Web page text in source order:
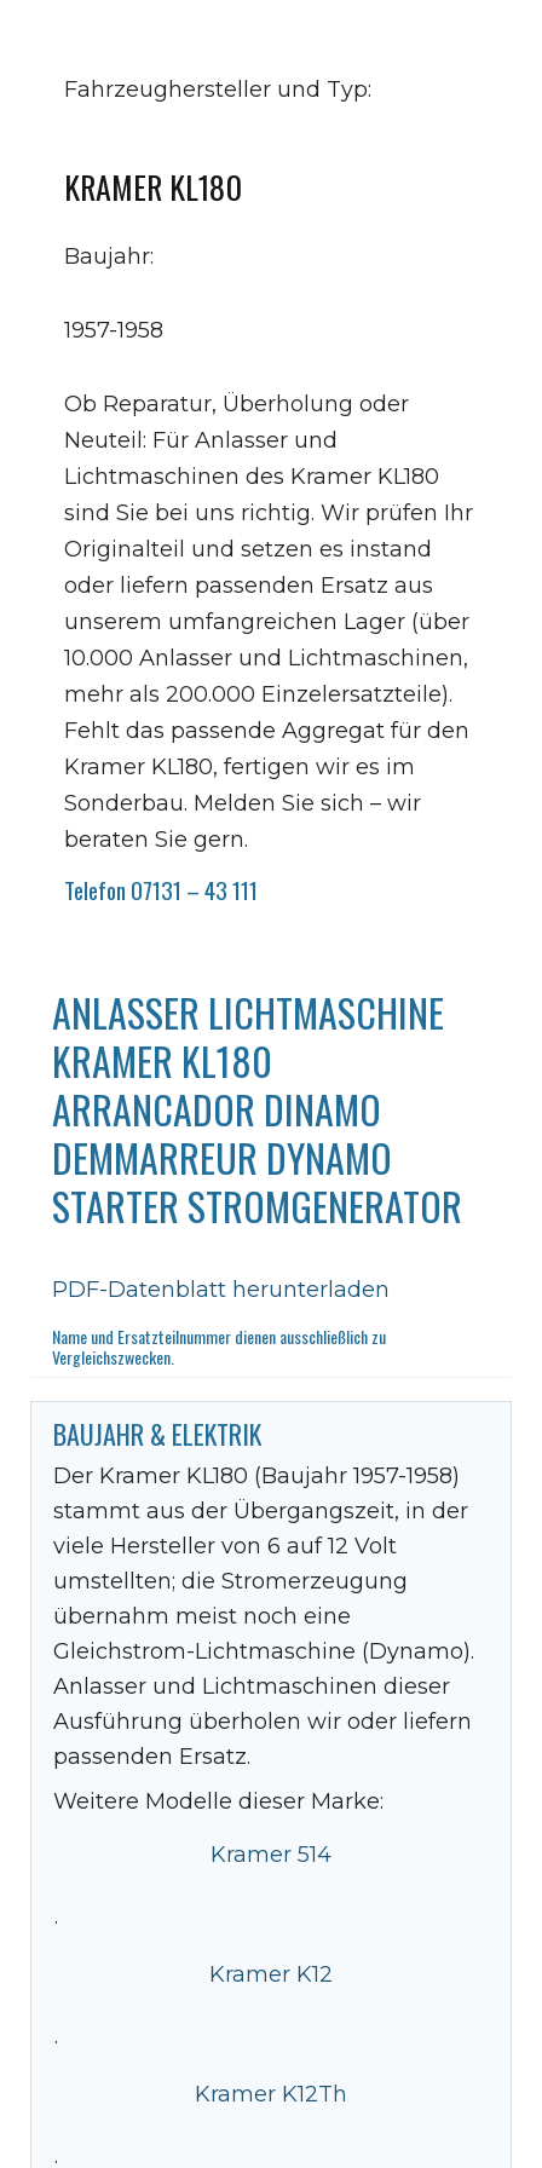
Fahrzeughersteller und Typ:
KRAMER KL180
Baujahr:
1957-1958
Ob Reparatur, Überholung oder
Neuteil: Für Anlasser und
Lichtmaschinen des Kramer KL180
sind Sie bei uns richtig. Wir prüfen Ihr
Originalteil und setzen es instand
oder liefern passenden Ersatz aus
unserem umfangreichen Lager (über
10.000 Anlasser und Lichtmaschinen,
mehr als 200.000 Einzelersatzteile).
Fehlt das passende Aggregat für den
Kramer KL180, fertigen wir es im
Sonderbau. Melden Sie sich – wir
beraten Sie gern.
Telefon 07131 – 43 111
ANLASSER LICHTMASCHINE
KRAMER KL180
ARRANCADOR DINAMO
DEMMARREUR DYNAMO
STARTER STROMGENERATOR
PDF-Datenblatt herunterladen
Name und Ersatzteilnummer dienen ausschließlich zu
Vergleichszwecken.
BAUJAHR & ELEKTRIK
Der Kramer KL180 (Baujahr 1957-1958)
stammt aus der Übergangszeit, in der
viele Hersteller von 6 auf 12 Volt
umstellten; die Stromerzeugung
übernahm meist noch eine
Gleichstrom-Lichtmaschine (Dynamo).
Anlasser und Lichtmaschinen dieser
Ausführung überholen wir oder liefern
passenden Ersatz.
Weitere Modelle dieser Marke:
Kramer 514
·
Kramer K12
·
Kramer K12Th
·